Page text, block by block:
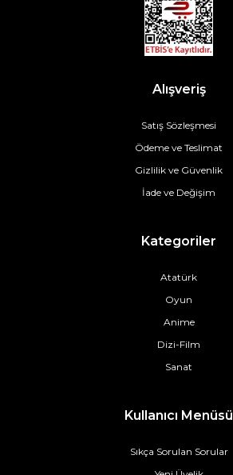
Alışveriş
Satış Sözleşmesi
Ödeme ve Teslimat
Gizlilik ve Güvenlik
İade ve Değişim
Kategoriler
Atatürk
Oyun
Anime
Dizi-Film
Sanat
Kullanıcı Menüsü
Sıkça Sorulan Sorular